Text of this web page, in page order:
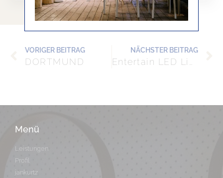
VORIGER BEITRAG
DORTMUND
NÄCHSTER BEITRAG
Menü
Leistungen
Profil
jankurtz